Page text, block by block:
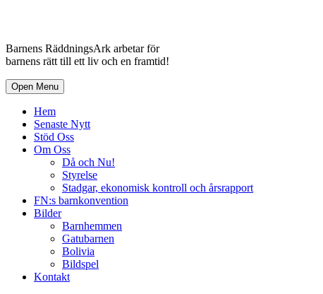
Barnens RäddningsArk arbetar för
barnens rätt till ett liv och en framtid!
Open Menu
Hem
Senaste Nytt
Stöd Oss
Om Oss
Då och Nu!
Styrelse
Stadgar, ekonomisk kontroll och årsrapport
FN:s barnkonvention
Bilder
Barnhemmen
Gatubarnen
Bolivia
Bildspel
Kontakt